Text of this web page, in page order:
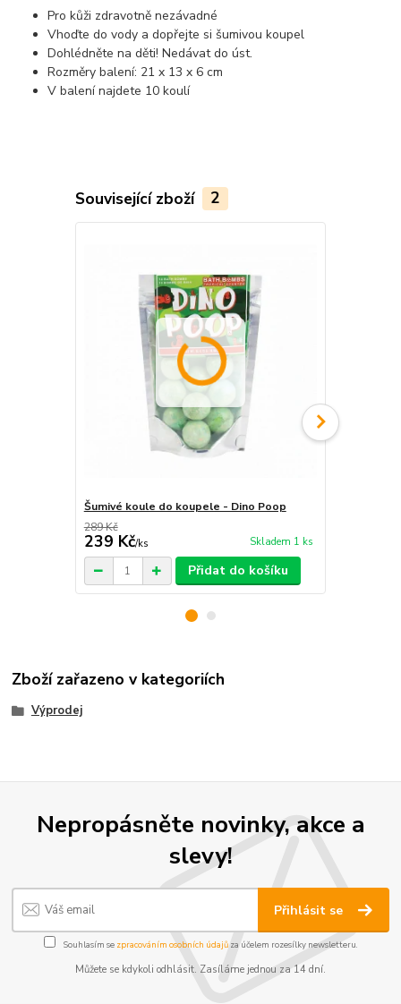
Pro kůži zdravotně nezávadné
Vhoďte do vody a dopřejte si šumivou koupel
Dohlédněte na děti! Nedávat do úst.
Rozměry balení: 21 x 13 x 6 cm
V balení najdete 10 koulí
Související zboží 2
Šumivé koule do koupele - Dino Poop
289 Kč
239 Kč/ks Skladem 1 ks
Přidat do košíku
Zboží zařazeno v kategoriích
Výprodej
Nepropásněte novinky, akce a
slevy!
Přihlásit se
Souhlasím se zpracováním osobních údajůza účelem rozesílky newsletteru.
Můžete se kdykoli odhlásit. Zasíláme jednou za 14 dní.